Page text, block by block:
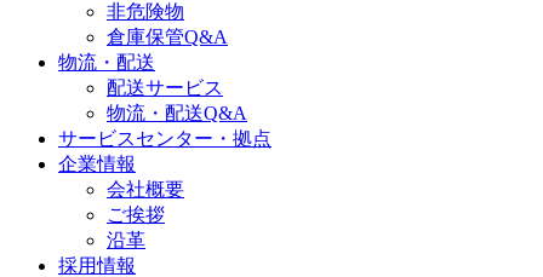
非危険物
倉庫保管Q&A
物流・配送
配送サービス
物流・配送Q&A
サービスセンター・拠点
企業情報
会社概要
ご挨拶
沿革
採用情報